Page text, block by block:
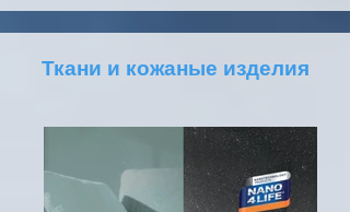
Ткани и кожаные изделия